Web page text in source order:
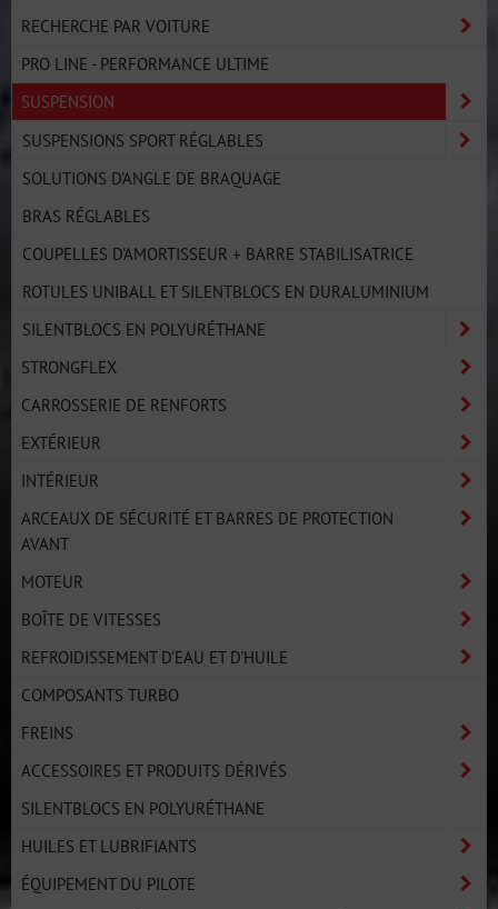
RECHERCHE PAR VOITURE
PRO LINE - PERFORMANCE ULTIME
SUSPENSION
SUSPENSIONS SPORT RÉGLABLES
SOLUTIONS D'ANGLE DE BRAQUAGE
BRAS RÉGLABLES
COUPELLES D'AMORTISSEUR + BARRE STABILISATRICE
ROTULES UNIBALL ET SILENTBLOCS EN DURALUMINIUM
SILENTBLOCS EN POLYURÉTHANE
STRONGFLEX
CARROSSERIE DE RENFORTS
EXTÉRIEUR
INTÉRIEUR
ARCEAUX DE SÉCURITÉ ET BARRES DE PROTECTION
AVANT
MOTEUR
BOÎTE DE VITESSES
REFROIDISSEMENT D'EAU ET D'HUILE
COMPOSANTS TURBO
FREINS
ACCESSOIRES ET PRODUITS DÉRIVÉS
SILENTBLOCS EN POLYURÉTHANE
HUILES ET LUBRIFIANTS
ÉQUIPEMENT DU PILOTE